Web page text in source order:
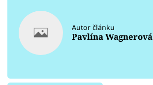
Autor článku
Pavlína Wagnerová